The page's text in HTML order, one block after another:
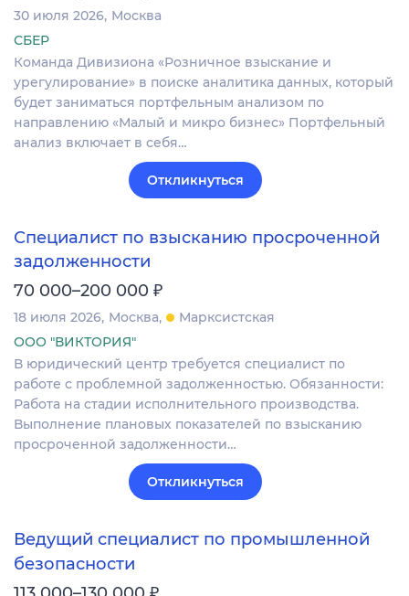
30 июля 2026 Москва
СБЕР
Команда Дивизиона «Розничное взыскание и
урегулирование» в поиске аналитика данных, который
будет заниматься портфельным анализом по
направлению «Малый и микро бизнес» Портфельный
анализ включает в себя…
Откликнуться
Специалист по взысканию просроченной
задолженности
70 000–200 000 ₽
18 июля 2026 Москва
Марксистская
ООО "ВИКТОРИЯ"
В юридический центр требуется специалист по
работе с проблемной задолженностью. Обязанности:
Работа на стадии исполнительного производства.
Выполнение плановых показателей по взысканию
просроченной задолженности…
Откликнуться
Ведущий специалист по промышленной
безопасности
₽